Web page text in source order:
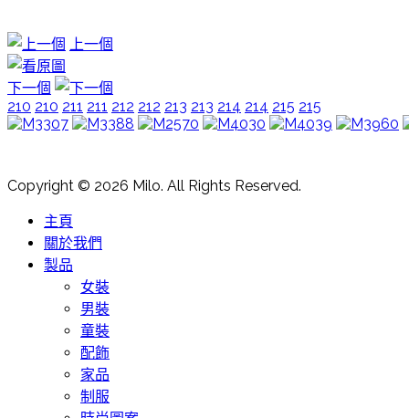
上一個
下一個
210 210 211 211 212 212 213 213 214 214 215 215
Copyright © 2026 Milo. All Rights Reserved.
主頁
關於我們
製品
女裝
男裝
童裝
配飾
家品
制服